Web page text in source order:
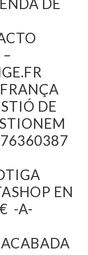
DE
DE
EN
-A-